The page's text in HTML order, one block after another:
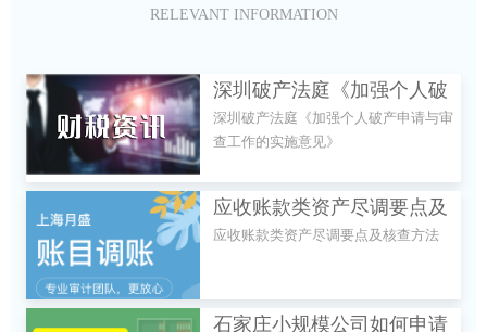
RELEVANT INFORMATION
深圳破产法庭《加强个人破
产申请与审查工作的实施意
见》是什么
深圳破产法庭《加强个人破产申请与审
查工作的实施意见》
应收账款类资产尽调要点及
核查方法你知道吗？
应收账款类资产尽调要点及核查方法
石家庄小规模公司如何申请